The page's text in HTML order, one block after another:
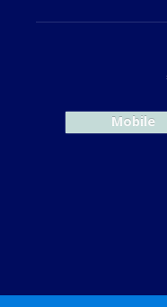
Mobile